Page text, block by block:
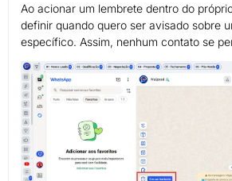
Ao acionar um lembrete dentro do
definir quando quero ser avisado sobre
específico. Assim, nenhum contato se